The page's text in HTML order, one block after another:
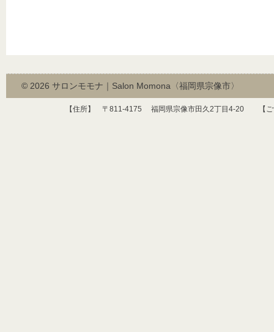
© 2026 サロンモモナ｜Salon Momona〈福岡県宗像市〉
【住所】 〒 811-4175 福岡県宗像市田久2丁目 4-20 【ご